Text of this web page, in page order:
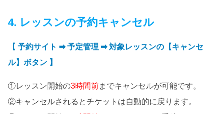
4. レッスンの予約キャンセル
【 予約サイト ➡ 予定管理 ➡ 対象レッスンの【キャンセ
ル】ボタン 】
①レッスン開始の3時間前までキャンセルが可能です。
②キャンセルされるとチケットは自動的に戻ります。